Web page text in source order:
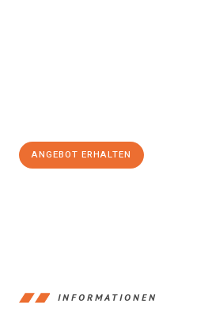
ANGEBOT ERHALTEN
INFORMATIONEN